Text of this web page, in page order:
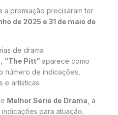
premiação precisaram ter
de 2025 e 31 de maio de
de drama
“The Pitt”aparece como
número de indicações,
e artísticas.
Melhor Série de Drama , a
para atuação,